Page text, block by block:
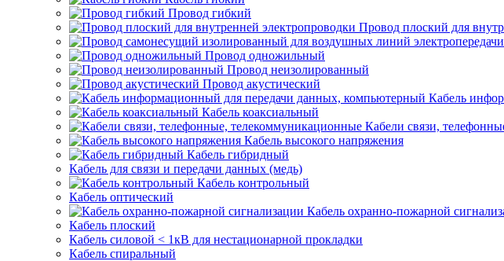
Провод гибкий
Провод плоский для
Провод одножильный
Провод неизолированный
Провод акустический
Кабель
Кабель коаксиальный
Кабели связи,
Кабель высокого напряжения
Кабель гибридный
Кабель для связи и передачи данных (медь)
Кабель контрольный
Кабель оптический
Кабель охранно-пожарной
Кабель плоский
Кабель силовой < 1кВ для нестационарной прокладки
Кабель спиральный